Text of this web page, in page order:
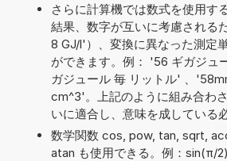
さらに計算機では数式を使用す
結果、数字が互いに考慮される
8 GJ/l'）、変換に異なった測定
ができます。例： '56 ギガジュ
ガジュール 毎 リットル' 、
cm^3'。上記のように組み合わ
いに適合し、意味を成している
数学関数 cos, pow, tan, sqrt,
atan も使用できる。例：sin(π/